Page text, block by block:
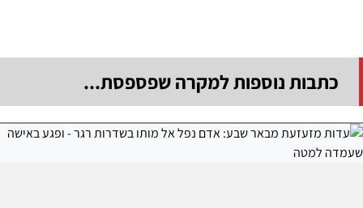
כתבות נוספות למקרה שפספסת...